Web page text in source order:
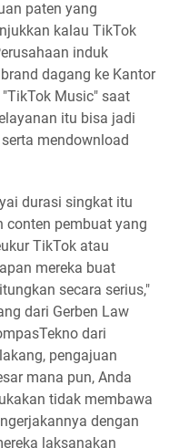
paten yang
kalau TikTok
induk
dagang ke Kantor
Music" saat
itu bisa jadi
mendownload
durasi singkat itu
conten pembuat yang
TikTok atau
mereka buat
secara serius,"
dari Gerben Law
dari
pengajuan
mana pun, Anda
tidak membawa
dengan
laksanakan